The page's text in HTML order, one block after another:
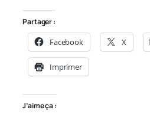
Partager :
Facebook X
Imprimer
J’aime ça :